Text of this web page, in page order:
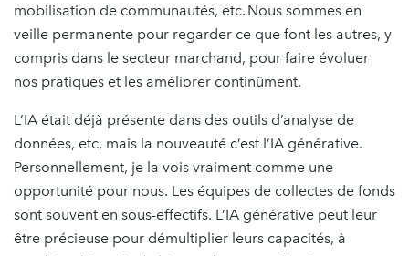
mobilisation de communautés, etc. Nous sommes en
veille permanente pour regarder ce que font les autres, y
compris dans le secteur marchand, pour faire évoluer
nos pratiques et les améliorer continûment.
L’IA était déjà présente dans des outils d’analyse de
données, etc, mais la nouveauté c’est l’IA générative.
Personnellement, je la vois vraiment comme une
opportunité pour nous. Les équipes de collectes de fonds
sont souvent en sous-effectifs. L’IA générative peut leur
être précieuse pour démultiplier leurs capacités, à